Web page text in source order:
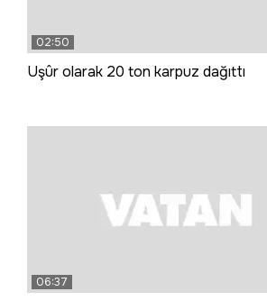
02:50
Uşûr olarak 20 ton karpuz dağıttı
06:37